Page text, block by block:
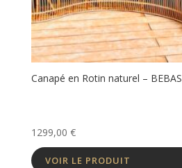
Canapé en Rotin naturel – BEBAS
1299,00 €
VOIR LE PRODUIT